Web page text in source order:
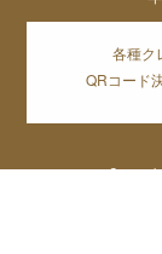
各種ク
QRコード